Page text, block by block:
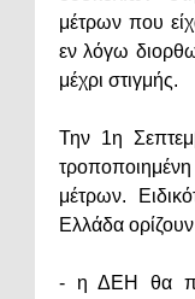
μέτρων που
εν λόγω
μέχρι στιγμής.
Την 1η
μέτρων.
Ελλάδα ορίζουν
- η ΔΕΗ θα